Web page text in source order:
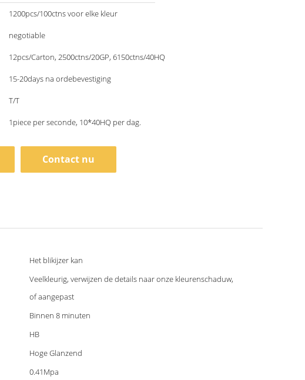
1200pcs/100ctns voor elke kleur
negotiable
12pcs/Carton, 2500ctns/20GP, 6150ctns/40HQ
15-20days na ordebevestiging
T/T
1piece per seconde, 10*40HQ per dag.
Contact nu
Het blikijzer kan
Veelkleurig, verwijzen de details naar onze kleurenschaduw,
of aangepast
Binnen 8 minuten
HB
Hoge Glanzend
0.41Mpa